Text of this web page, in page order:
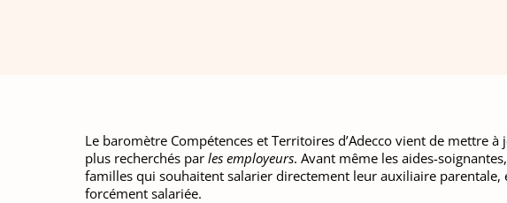
Le baromètre Compétences et Territoires d’Adecco vient de mettre
plus recherchés par les employeurs. Avant même les aides-
familles qui souhaitent salarier directement leur auxiliaire parentale,
forcément salariée.